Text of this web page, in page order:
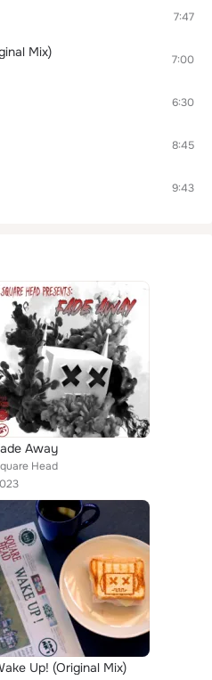
7:47
Mix) 7:00
6:30
8:45
9:43
Away
Head
Up! (Original Mix)